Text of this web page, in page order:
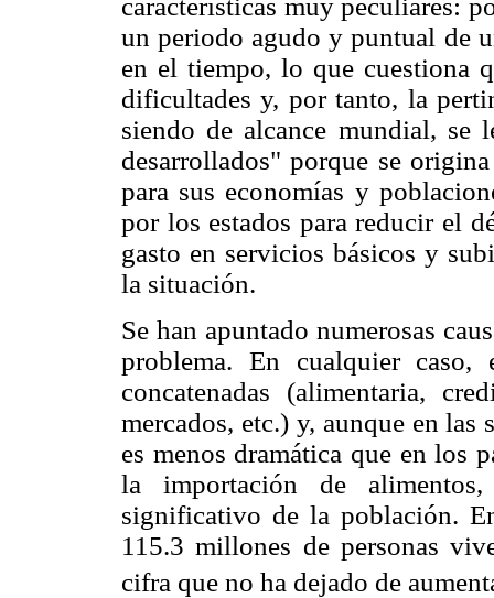
características muy peculiares:
un periodo agudo y puntual de
en el tiempo, lo que cuestiona
dificultades y, por tanto, la
siendo de alcance mundial, se
desarrollados" porque se
para sus economías y
por los estados para reducir el
gasto en servicios básicos y
la situación.
Se han apuntado numerosas
problema. En cualquier
concatenadas (alimentaria,
mercados, etc.) y, aunque en
es menos dramática que en los
la importación de
significativo de la población.
115.3 millones de personas
cifra que no ha dejado de